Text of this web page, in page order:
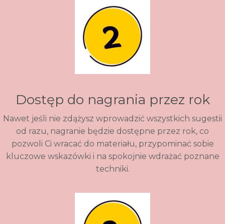
Dostęp do nagrania przez rok
Nawet jeśli nie zdążysz wprowadzić wszystkich sugestii
od razu, nagranie będzie dostępne przez rok, co
pozwoli Ci wracać do materiału, przypominać sobie
kluczowe wskazówki i na spokojnie wdrażać poznane
techniki.